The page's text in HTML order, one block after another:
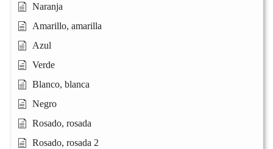
Naranja
Amarillo, amarilla
Azul
Verde
Blanco, blanca
Negro
Rosado, rosada
Rosado, rosada 2